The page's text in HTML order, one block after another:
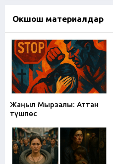
Окшош материалдар
Жаңыл Мырзалы: Аттан
түшпөс